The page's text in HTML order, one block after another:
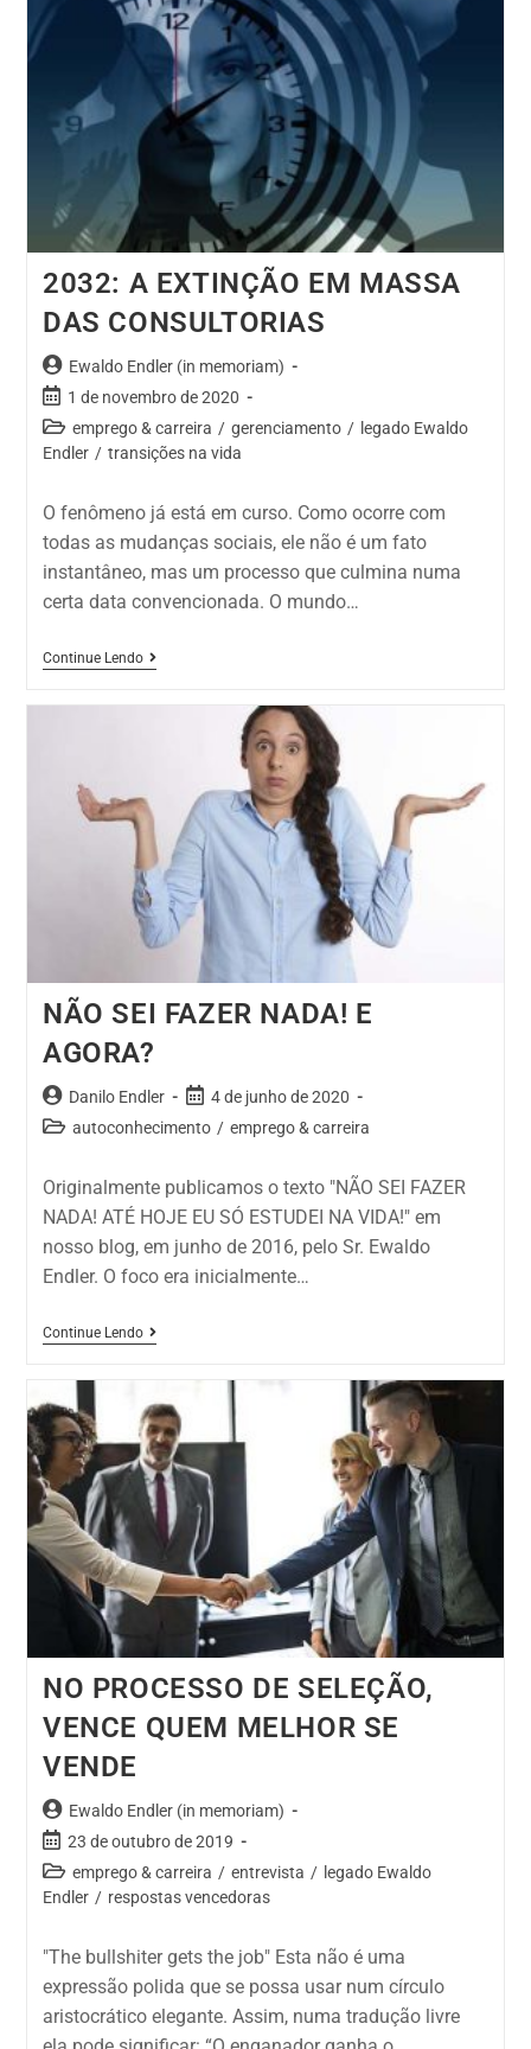
2032: A EXTINÇÃO EM MASSA
DAS CONSULTORIAS
Ewaldo Endler (in memoriam)
1 de novembro de 2020
emprego & carreira / gerenciamento / legado Ewaldo
Endler / transições na vida
O fenômeno já está em curso. Como ocorre com
todas as mudanças sociais, ele não é um fato
instantâneo, mas um processo que culmina numa
certa data convencionada. O mundo…
Continue Lendo
NÃO SEI FAZER NADA! E
AGORA?
Danilo Endler
4 de junho de 2020
autoconhecimento / emprego & carreira
Originalmente publicamos o texto "NÃO SEI FAZER
NADA! ATÉ HOJE EU SÓ ESTUDEI NA VIDA!" em
nosso blog, em junho de 2016, pelo Sr. Ewaldo
Endler. O foco era inicialmente…
Continue Lendo
NO PROCESSO DE SELEÇÃO,
VENCE QUEM MELHOR SE
VENDE
Ewaldo Endler (in memoriam)
23 de outubro de 2019
emprego & carreira / entrevista / legado Ewaldo
Endler / respostas vencedoras
"The bullshiter gets the job" Esta não é uma
expressão polida que se possa usar num círculo
aristocrático elegante. Assim, numa tradução livre